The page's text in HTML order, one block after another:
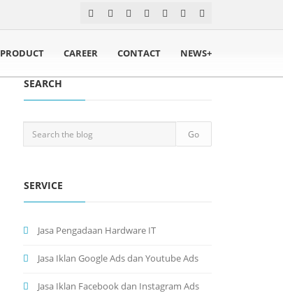
PRODUCT CAREER CONTACT NEWS+
SEARCH
SERVICE
Jasa Pengadaan Hardware IT
Jasa Iklan Google Ads dan Youtube Ads
Jasa Iklan Facebook dan Instagram Ads